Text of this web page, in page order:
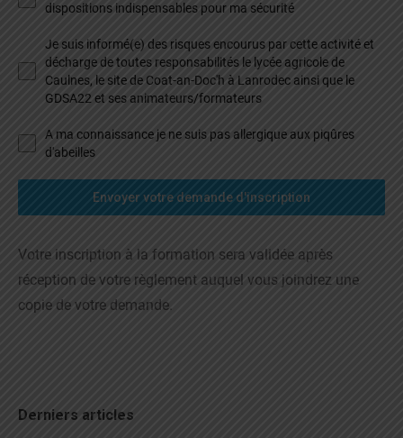
dispositions indispensables pour ma sécurité
Je suis informé(e) des risques encourus par cette activité et
décharge de toutes responsabilités le lycée agricole de
Caulnes, le site de Coat-an-Doc'h à Lanrodec ainsi que le
GDSA22 et ses animateurs/formateurs
A ma connaissance je ne suis pas allergique aux piqûres
d'abeilles
Envoyer votre demande d'inscription
Votre inscription à la formation sera validée après
réception de votre règlement auquel vous joindrez une
copie de votre demande.
Derniers articles